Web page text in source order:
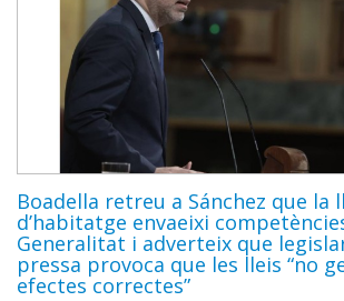
Boadella retreu a Sánchez que la
d’habitatge envaeixi
Generalitat i adverteix que
pressa provoca que les lleis “no
efectes correctes”